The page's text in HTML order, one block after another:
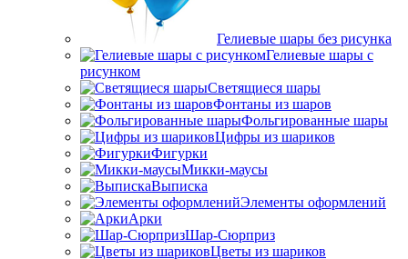
Гелиевые шары без рисунка
Гелиевые шары с
рисунком
Светящиеся шары
Фонтаны из шаров
Фольгированные шары
Цифры из шариков
Фигурки
Микки-маусы
Выписка
Элементы оформлений
Арки
Шар-Сюрприз
Цветы из шариков